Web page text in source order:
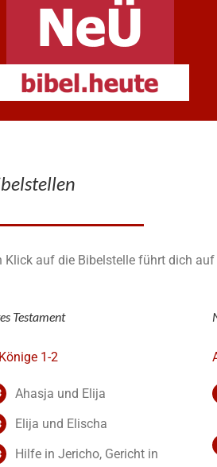
Klick auf die Bibelstelle führt dich
Testament
1-2
Ahasja und Elija
Elija und Elischa
Hilfe in Jericho, Gericht in